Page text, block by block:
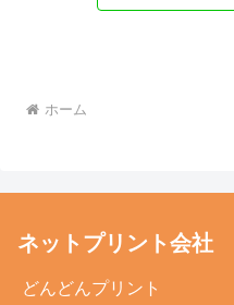
ホーム
ネットプリント会社
どんどんプリント